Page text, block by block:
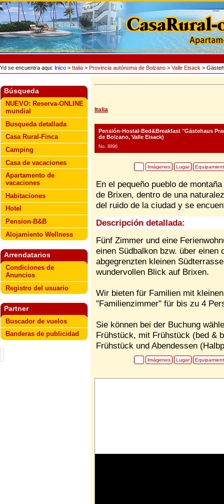
Yd se encuentra aqui: Inico > Italia > Provincia autónoma de Bolzano > Valle Eisack >
Búsqueda
NUEVO: Reserva-ONLINE
mundial
Busqueda detallada
Casa Rural-Finca
Camping
Casa de vacaciones
Apartamento de
vacaciones
Habitaciones
Hotel
Pension-B&B
Alojamiento Wellness
Arrendatarios
Condiciones de
Anuncios
Registro del usuario
Partner
Buscador de vuelos
Banderas de publicidad
Italia
Pensión-Hostal-Bed&Breakfast "Gästehaus
de Bolzano, Valle Eisack)
No. 8896
Imágenes Lugar
En el pequeño pueblo de
de Brixen, dentro de una
del ruido de la ciudad y se
Descripción detallada:
Fünf Zimmer und eine
einen Südbalkon bzw. über einen
abgegrenzten kleinen
wundervollen Blick auf Brixen.
Wir bieten für Familien mit
"Familienzimmer" für bis zu 4
Sie können bei der Buchung
Frühstück, mit Frühstück (bed &
Frühstück und Abendessen
Imágenes Lugar